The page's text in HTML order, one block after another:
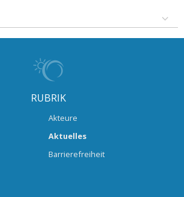
RUBRIK
Akteure
Aktuelles
Barrierefreiheit